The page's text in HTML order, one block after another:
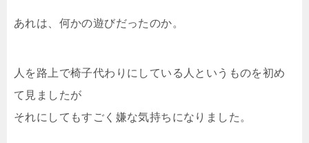
あれは、何かの遊びだったのか。
人を路上で椅子代わりにしている人というものを初め
て見ましたが
それにしてもすごく嫌な気持ちになりました。